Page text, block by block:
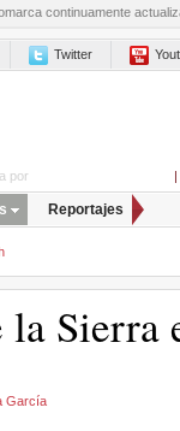
continuamente
Twitter
por |
Reportajes
Sierra
García